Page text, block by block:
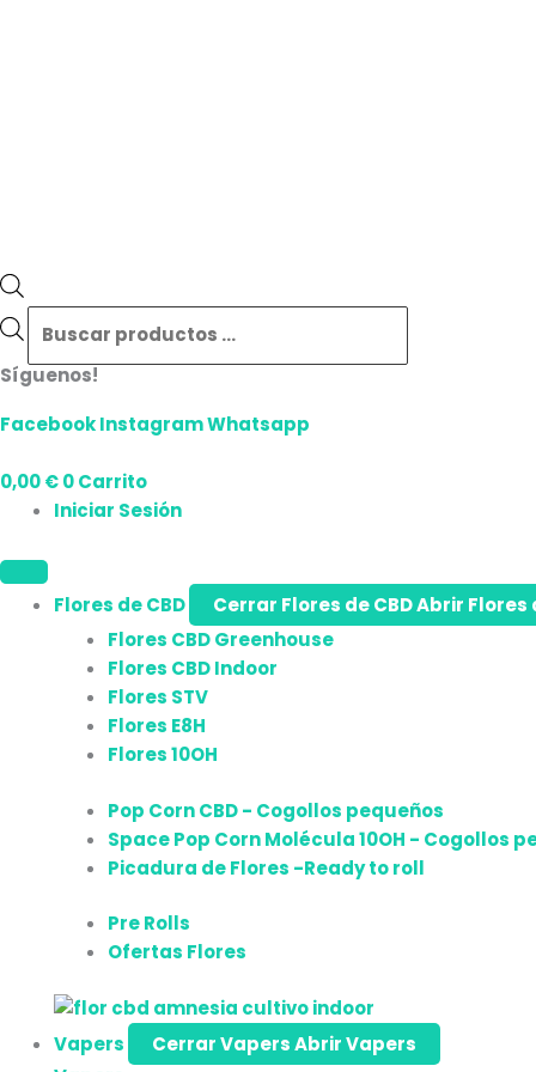
Síguenos!
FacebookInstagramWhatsapp
0,00€0Carrito
Iniciar Sesión
Flores de CBD Cerrar Flores de CBDAbrir Flores
Flores CBD Greenhouse
Flores CBD Indoor
Flores STV
Flores E8H
Flores 10OH
Pop Corn CBD - Cogollos pequeños
Space Pop Corn Molécula 10OH - Cogollos
Picadura de Flores -Ready to roll
Pre Rolls
Ofertas Flores
Vapers Cerrar VapersAbrir Vapers